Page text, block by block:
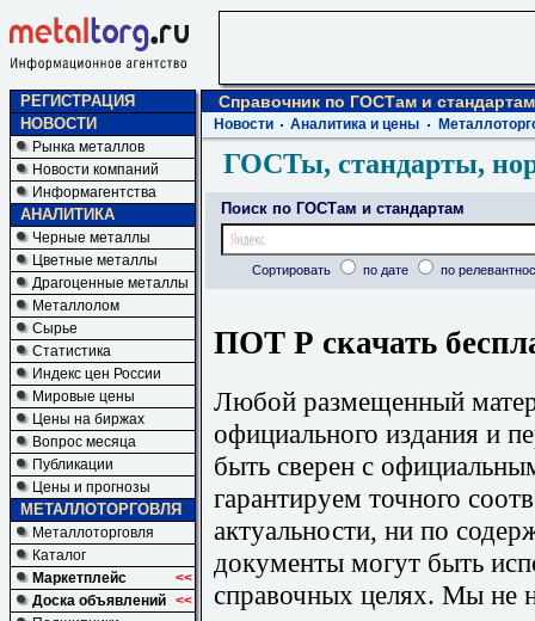
РЕГИСТРАЦИЯ
НОВОСТИ
Рынка металлов
Новости компаний
Информагентства
АНАЛИТИКА
Черные металлы
Цветные металлы
Драгоценные металлы
Металлолом
Сырье
Статистика
Индекс цен России
Мировые цены
Цены на биржах
Вопрос месяца
Публикации
Цены и прогнозы
МЕТАЛЛОТОРГОВЛЯ
Металлоторговля
Каталог
Маркетплейс
<<
Доска объявлений <<
Справочник по ГОСТам и стандартам
Новости Аналитика и цены
ГОСТы, стандарты,
Поиск по ГОСТам и стандартам
Сортировать по дате по
ПОТ Р скачать
Любой размещенный
официального издания и
быть сверен с
гарантируем точного
актуальности, ни по
документы могут быть
справочных целях. Мы не